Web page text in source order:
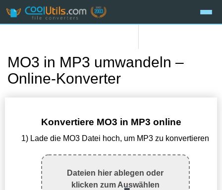
MO3 in MP3 umwandeln –
Online-Konverter
Konvertiere MO3 in MP3 online
1) Lade die MO3 Datei hoch, um MP3 zu konvertieren
Dateien hier ablegen oder
klicken zum Auswählen